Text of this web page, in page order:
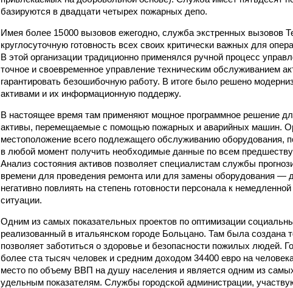
базируются в двадцати четырех пожарных депо.
Имея более 15 000 вызовов ежегодно, служба экстренных вызовов
круглосуточную готовность всех своих критически важных для
В этой организации традиционно применялся ручной процесс
точное и своевременное управление техническим обслуживанием
гарантировать безошибочную работу. В итоге было решено
активами и их информационную поддержу.
В настоящее время там применяют мощное программное решение
активы, перемещаемые с помощью пожарных и аварийных машин.
местоположение всего подлежащего обслуживанию оборудования,
в любой момент получить необходимые данные по всем
Анализ состояния активов позволяет специалистам службы
времени для проведения ремонта или для замены оборудования —
негативно повлиять на степень готовности персонала к
ситуации.
Одним из самых показательных проектов по оптимизации
реализованный в итальянском городе Больцано. Там была создана
позволяет заботиться о здоровье и безопасности пожилых людей.
более ста тысяч человек и средним доходом 34 400 евро на
место по объему ВВП на душу населения и является одним из
удельным показателям. Службы городской администрации,